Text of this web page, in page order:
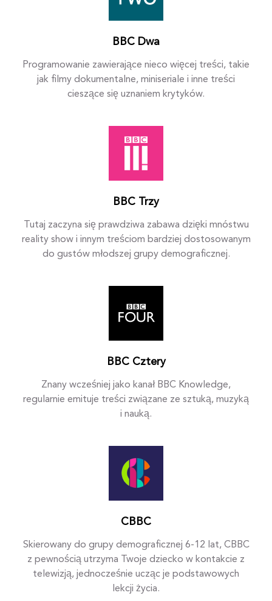
BBC Dwa
Programowanie zawierające nieco więcej treści, takie
jak filmy dokumentalne, miniseriale i inne treści
cieszące się uznaniem krytyków.
BBC Trzy
Tutaj zaczyna się prawdziwa zabawa dzięki mnóstwu
reality show i innym treściom bardziej dostosowanym
do gustów młodszej grupy demograficznej.
BBC Cztery
Znany wcześniej jako kanał BBC Knowledge,
regularnie emituje treści związane ze sztuką, muzyką
i nauką.
CBBC
Skierowany do grupy demograficznej 6-12 lat, CBBC
z pewnością utrzyma Twoje dziecko w kontakcie z
telewizją, jednocześnie ucząc je podstawowych
lekcji życia.